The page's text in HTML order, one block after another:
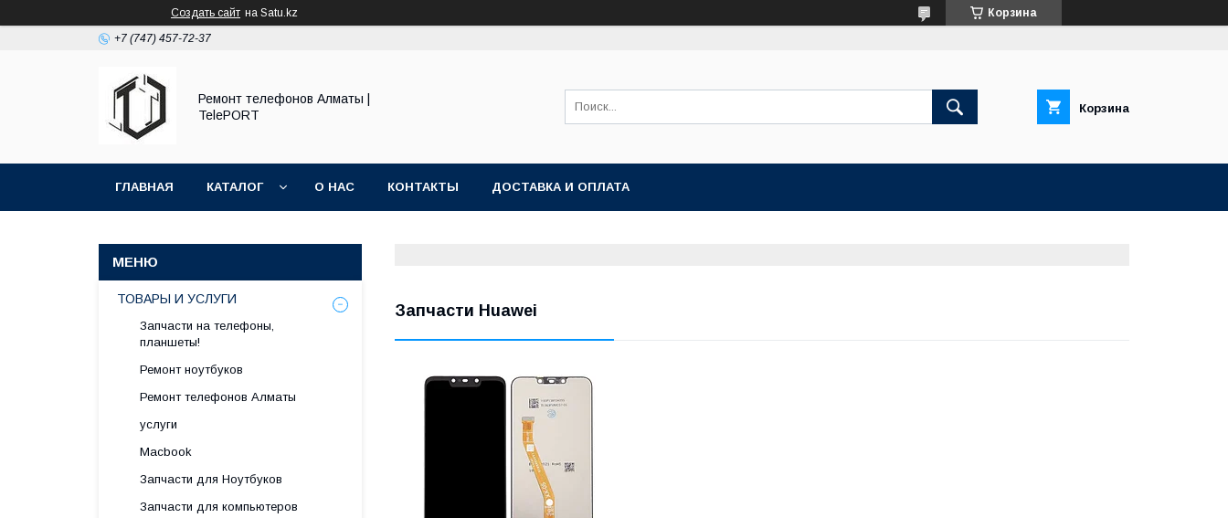
Создать сайт на Satu.kz Корзина
+7 (747) 457-72-37
Ремонт телефонов Алматы |
TelePORT
Корзина
ГЛАВНАЯ КАТАЛОГ О НАС КОНТАКТЫ ДОСТАВКА И ОПЛАТА
Запчасти Huawei
ТОВАРЫ И УСЛУГИ
Запчасти на телефоны,
планшеты!
Ремонт ноутбуков
Ремонт телефонов Алматы
услуги
Macbook
Запчасти для Ноутбуков
Запчасти для компьютеров